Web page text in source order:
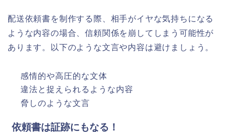
配送依頼書を制作する際、相手がイヤな気持ちになる
ような内容の場合、信頼関係を崩してしまう可能性が
あります。以下のような文言や内容は避けましょう。
感情的や高圧的な文体
違法と捉えられるような内容
脅しのような文言
依頼書は証跡にもなる！